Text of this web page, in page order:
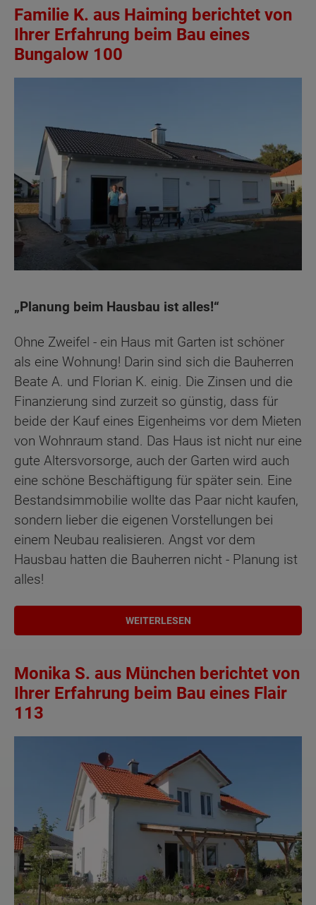
Familie K. aus Haiming berichtet von
Ihrer Erfahrung beim Bau eines
Bungalow 100
„Planung beim Hausbau ist alles!“
Ohne Zweifel - ein Haus mit Garten ist schöner
als eine Wohnung! Darin sind sich die Bauherren
Beate A. und Florian K. einig. Die Zinsen und die
Finanzierung sind zurzeit so günstig, dass für
beide der Kauf eines Eigenheims vor dem Mieten
von Wohnraum stand. Das Haus ist nicht nur eine
gute Altersvorsorge, auch der Garten wird auch
eine schöne Beschäftigung für später sein. Eine
Bestandsimmobilie wollte das Paar nicht kaufen,
sondern lieber die eigenen Vorstellungen bei
einem Neubau realisieren. Angst vor dem
Hausbau hatten die Bauherren nicht - Planung ist
alles!
WEITERLESEN
Monika S. aus München berichtet von
Ihrer Erfahrung beim Bau eines Flair
113